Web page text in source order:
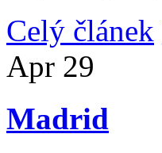
Celý článek
Apr 29
Madrid